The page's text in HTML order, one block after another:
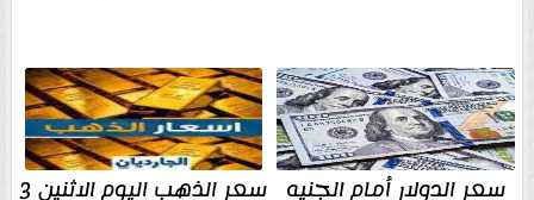
سعر الدولار أمام الجنيه سعر الذهب اليوم الاثنين 3